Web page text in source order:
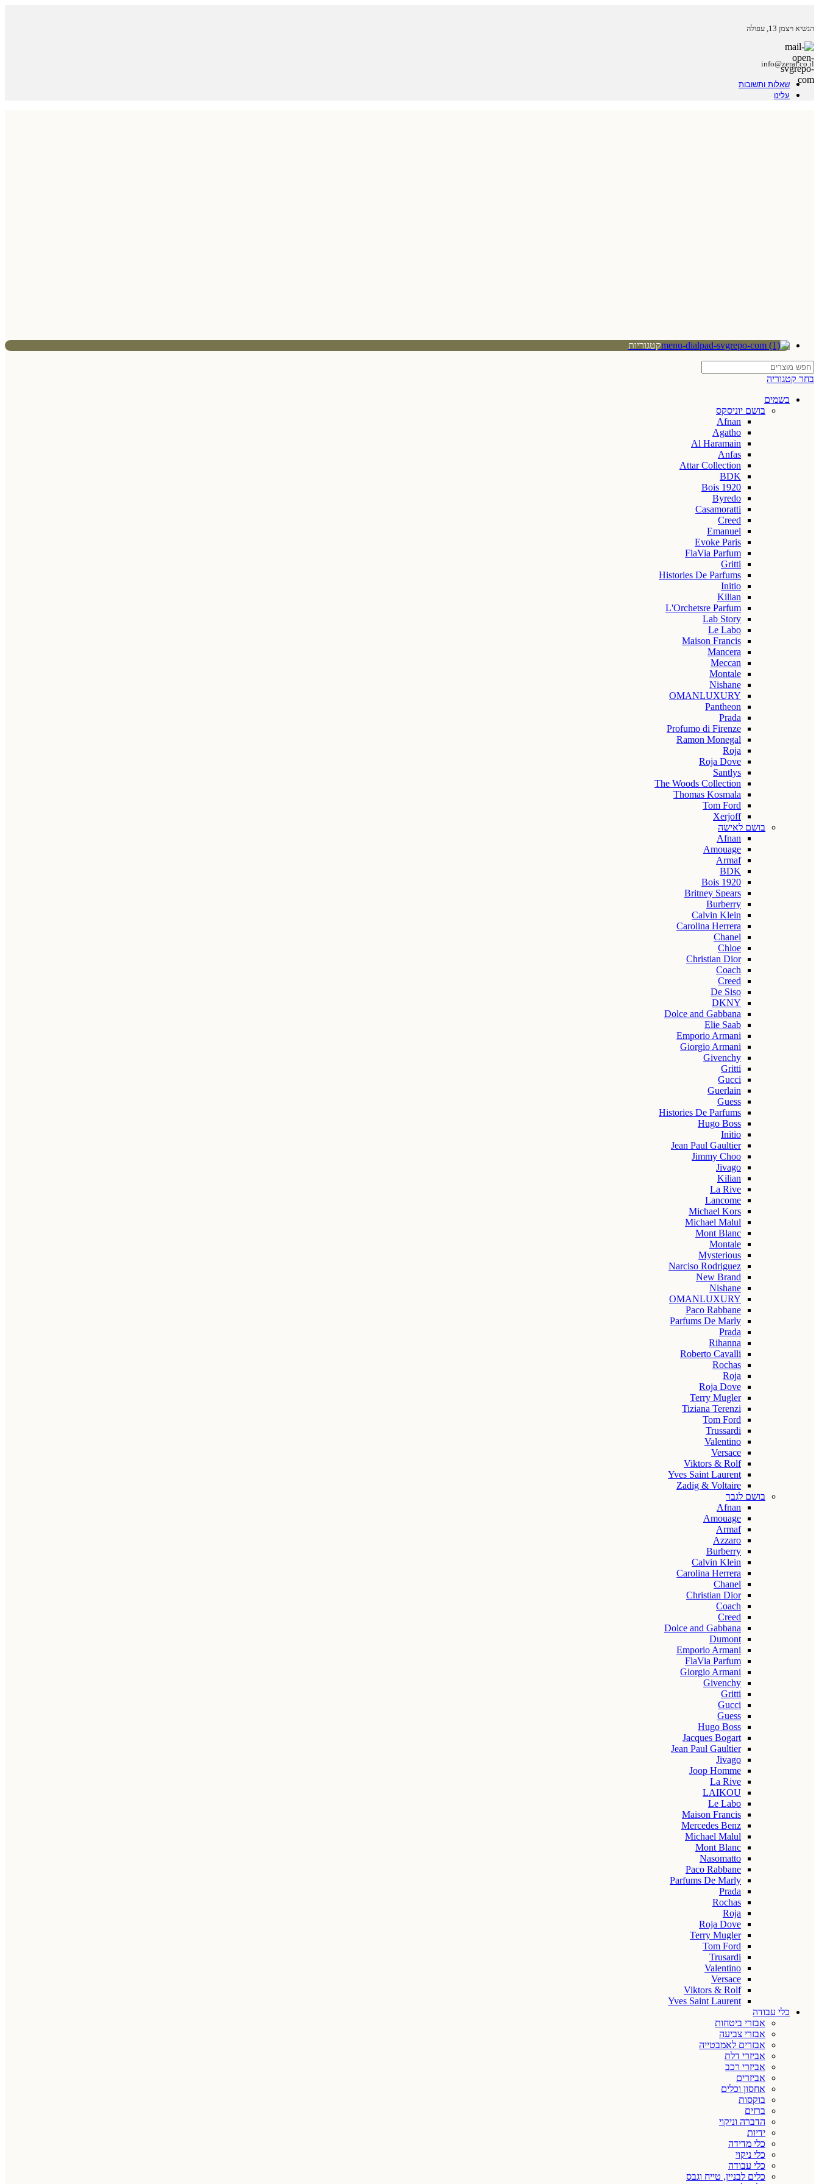
הנשיא ויצמן 13, עפולה
info@zeraf.co.il
שאלות ותשובות
עלינו
קטגוריות
בחר קטגוריה
בשמים
בושם יוניסקס
Afnan
Agatho
Al Haramain
Anfas
Attar Collection
BDK
Bois 1920
Byredo
Casamoratti
Creed
Emanuel
Evoke Paris
FlaVia Parfum
Gritti
Histories De Parfums
Initio
Kilian
L'Orchetsre Parfum
Lab Story
Le Labo
Maison Francis
Mancera
Meccan
Montale
Nishane
OMANLUXURY
Pantheon
Prada
Profumo di Firenze
Ramon Monegal
Roja
Roja Dove
Santlys
The Woods Collection
Thomas Kosmala
Tom Ford
Xerjoff
בושם לאישה
Afnan
Amouage
Armaf
BDK
Bois 1920
Britney Spears
Burberry
Calvin Klein
Carolina Herrera
Chanel
Chloe
Christian Dior
Coach
Creed
De Siso
DKNY
Dolce and Gabbana
Elie Saab
Emporio Armani
Giorgio Armani
Givenchy
Gritti
Gucci
Guerlain
Guess
Histories De Parfums
Hugo Boss
Initio
Jean Paul Gaultier
Jimmy Choo
Jivago
Kilian
La Rive
Lancome
Michael Kors
Michael Malul
Mont Blanc
Montale
Mysterious
Narciso Rodriguez
New Brand
Nishane
OMANLUXURY
Paco Rabbane
Parfums De Marly
Prada
Rihanna
Roberto Cavalli
Rochas
Roja
Roja Dove
Terry Mugler
Tiziana Terenzi
Tom Ford
Trussardi
Valentino
Versace
Viktors & Rolf
Yves Saint Laurent
Zadig & Voltaire
בושם לגבר
Afnan
Amouage
Armaf
Azzaro
Burberry
Calvin Klein
Carolina Herrera
Chanel
Christian Dior
Coach
Creed
Dolce and Gabbana
Dumont
Emporio Armani
FlaVia Parfum
Giorgio Armani
Givenchy
Gritti
Gucci
Guess
Hugo Boss
Jacques Bogart
Jean Paul Gaultier
Jivago
Joop Homme
La Rive
LAIKOU
Le Labo
Maison Francis
Mercedes Benz
Michael Malul
Mont Blanc
Nasomatto
Paco Rabbane
Parfums De Marly
Prada
Rochas
Roja
Roja Dove
Terry Mugler
Tom Ford
Trusardi
Valentino
Versace
Viktors & Rolf
Yves Saint Laurent
כלי עבודה
אבזרי ביטחות
אבזרי צביעה
אבזרים לאמבטייה
אביזרי דלת
אביזרי רכב
אביזרים
אחסון וכלים
בוקסות
ברזים
הדברה וניקוי
ידיות
כלי מדידה
כלי ניקוי
כלי עבודה
כלים לבניין, טייח וגבס